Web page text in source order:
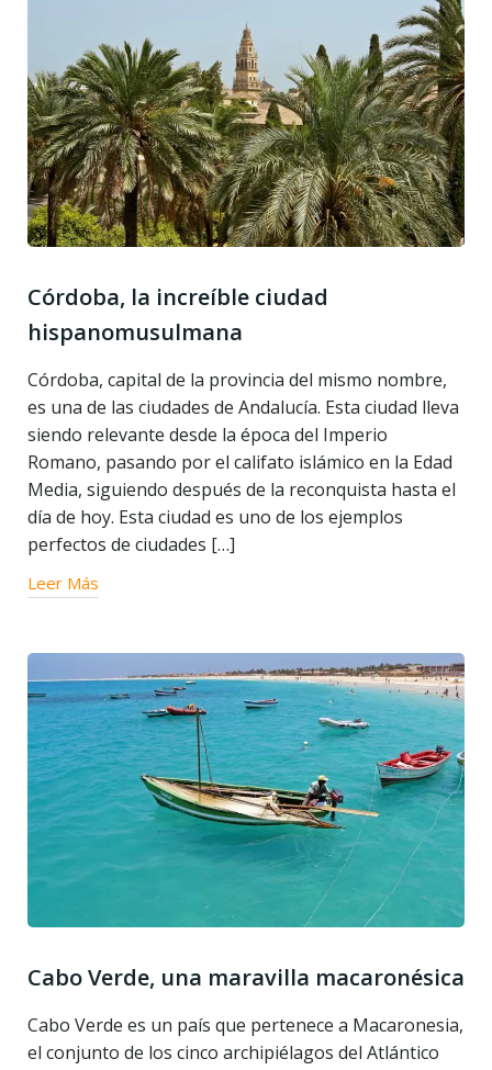
Córdoba, la increíble ciudad
hispanomusulmana
Córdoba, capital de la provincia del mismo nombre,
es una de las ciudades de Andalucía. Esta ciudad lleva
siendo relevante desde la época del Imperio
Romano, pasando por el califato islámico en la Edad
Media, siguiendo después de la reconquista hasta el
día de hoy. Esta ciudad es uno de los ejemplos
perfectos de ciudades […]
Leer Más
Cabo Verde, una maravilla macaronésica
Cabo Verde es un país que pertenece a Macaronesia,
el conjunto de los cinco archipiélagos del Atlántico